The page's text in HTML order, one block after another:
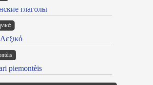
глаголы
piemontèis